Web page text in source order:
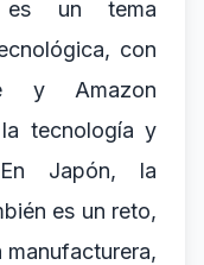
es un tema
con
y Amazon
tecnología y
Japón, la
es un reto,
manufacturera,